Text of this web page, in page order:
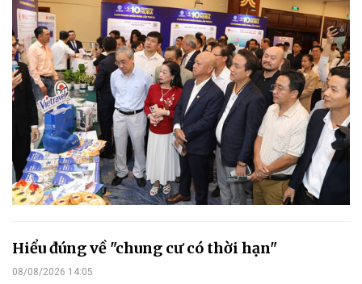
Hiểu đúng về "chung cư có thời hạn"
08/08/2026 14:05